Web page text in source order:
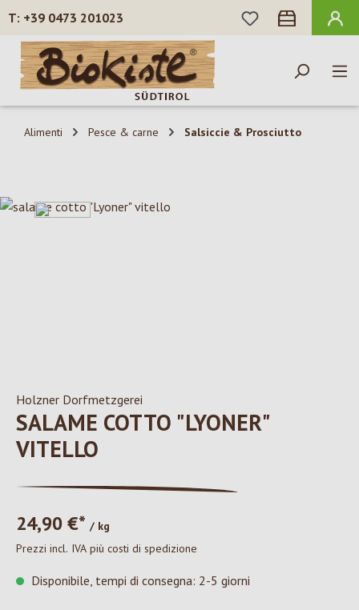
Passa al contenuto principale
+39 0473 201023
HAI 0 ARTICOLI
Alimenti Pesce & carne Salsiccie & Prosciutto
Salta la galleria di immagini
Holzner Dorfmetzgerei
SALAME COTTO "LYONER"
VITELLO
24,90 €* / kg
Prezzi incl. IVA più costi di spedizione
Disponibile, tempi di consegna: 2-5 giorni